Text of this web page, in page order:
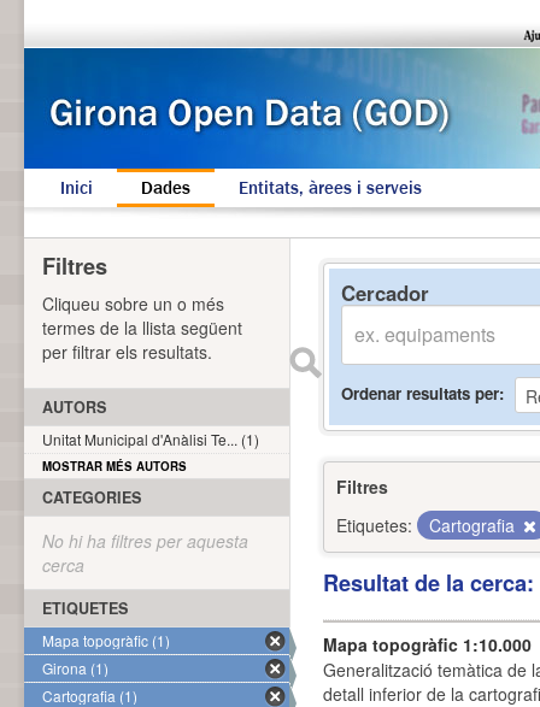
Inici Dades Entitats, àrees i serveis
Cercador
Ordenar resultats per
Filtres
Etiquetes:
Cartografia
Resultat de la
Mapa topogràfic 1:10.000
Generalització temàtica de
detall inferior de la
Filtres
Cliqueu sobre un o més
termes de la llista següent
per filtrar els resultats.
AUTORS
Unitat Municipal d'Anàlisi Te... (1)
MOSTRAR MÉS AUTORS
CATEGORIES
No hi ha filtres per aquesta
cerca
ETIQUETES
Mapa topogràfic (1)
Girona (1)
Cartografia (1)